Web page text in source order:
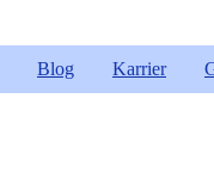
Blog Karrier